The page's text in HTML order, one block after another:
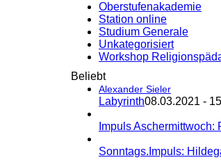
Oberstufenakademie
Station online
Studium Generale
Unkategorisiert
Workshop
Beliebt
Alexander Sieler
Labyrinth08.03.2021 -
Impuls
Sonntags.Impuls: